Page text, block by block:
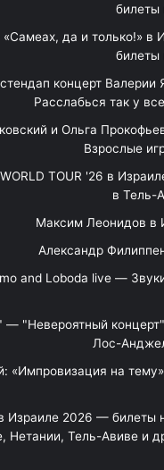
билеты
да и только!» в
билеты
концерт
Расслабься так у
и Ольга
Взрослые
WORLD TOUR '26 в
в Тель-
Максим Леонидов в
Александр
and Loboda live —
— "Невероятный
Лос-
«Импровизация на
Израиле 2026 — билеты
Нетании, Тель-Авиве и